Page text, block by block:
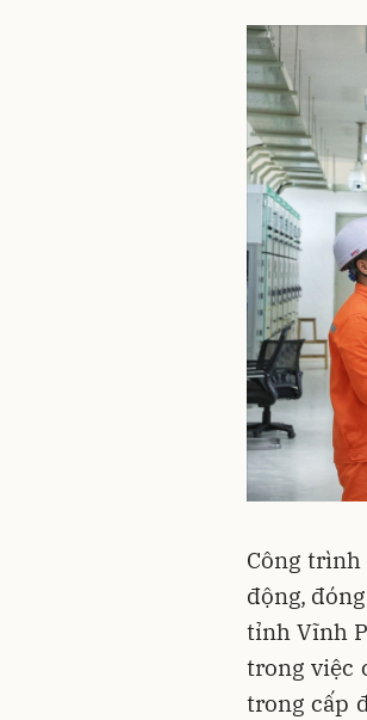
Công
động,
tỉnh Vĩnh
trong việc
trong cấp